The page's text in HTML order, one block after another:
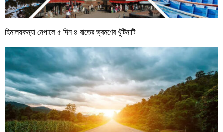
হিমালয়কন্যা নেপালে ৫ দিন ৪ রাতের ভ্রমণের খুঁটিনাটি